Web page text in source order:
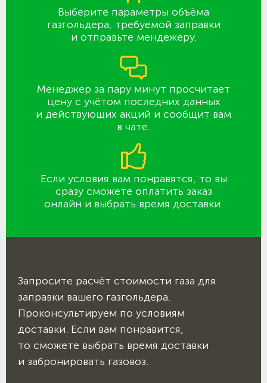
Выберите параметры объёма
газгольдера, требуемой заправки
и отправьте мендежеру.
Менеджер за пару минут просчитает
цену с учётом последних данных
и действующих акций и сообщит вам
в чате.
Если условия вам понравятся, то вы
сразу сможете оплатить заказ
онлайн и выбрать время доставки.
Запросите расчёт стоимости газа для
заправки вашего газгольдера.
Проконсультируем по условиям
доставки. Если вам понравится,
то сможете выбрать время доставки
и забронировать газовоз.